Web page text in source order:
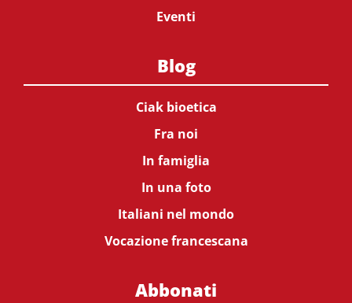
Eventi
Blog
Ciak bioetica
Fra noi
In famiglia
In una foto
Italiani nel mondo
Vocazione francescana
Abbonati